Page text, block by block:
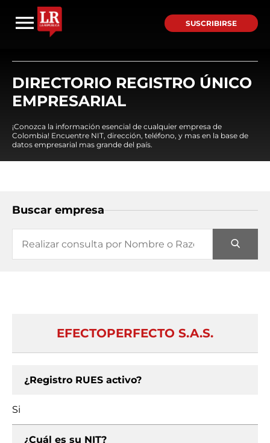
SUSCRIBIRSE
DIRECTORIO REGISTRO ÚNICO
EMPRESARIAL
¡Conozca la información esencial de cualquier empresa de
Colombia! Encuentre NIT, dirección, teléfono, y mas en la base de
datos empresarial mas grande del país.
Buscar empresa
EFECTOPERFECTO S.A.S.
¿Registro RUES activo?
Si
¿Cuál es su NIT?